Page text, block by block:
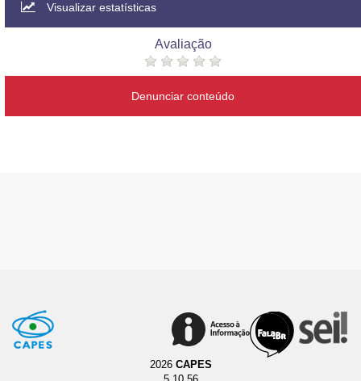
Visualizar estatísticas
Avaliação
Denunciar conteúdo
2026 CAPES